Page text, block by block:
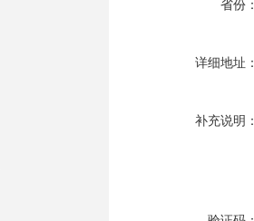
省份：
详细地址：
补充说明：